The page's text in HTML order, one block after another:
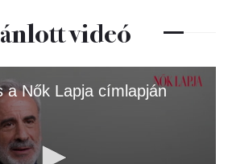
videó
a Nők Lapja címlapján